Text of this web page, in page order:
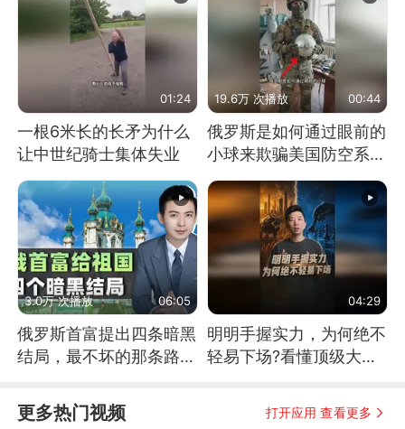
01:24
一根6米长的长矛为什么
让中世纪骑士集体失业
19.6万 次播放 00:44
俄罗斯是如何通过眼前的
小球来欺骗美国防空系统
的
3.0万 次播放 06:05
俄罗斯首富提出四条暗黑
结局，最不坏的那条路是
04:29
明明手握实力，为何绝不
轻易下场?看懂顶级大国
更多热门视频 打开应用 查看更多